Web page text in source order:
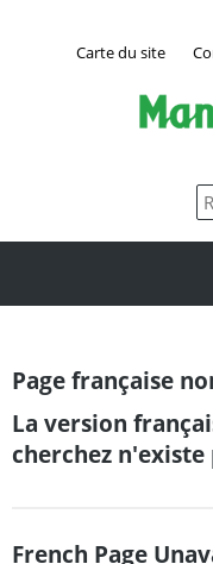
Carte du site
Page française
La version
cherchez
French Page